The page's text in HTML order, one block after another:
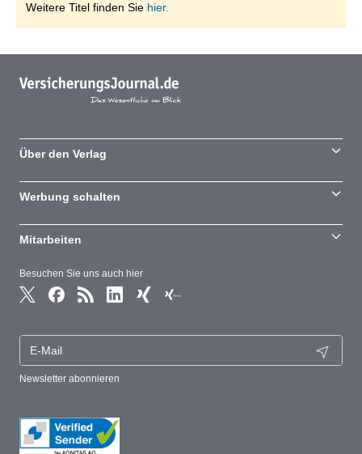
Weitere Titel finden Sie hier.
Besuchen Sie uns auch hier
Newsletter abonnieren
Über den Verlag
Werbung schalten
Mitarbeiten